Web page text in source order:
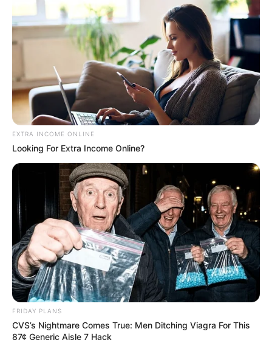
EXTRA INCOME ONLINE
Looking For Extra Income Online?
FRIDAY PLANS
CVS’s Nightmare Comes True: Men Ditching Viagra For This
87¢ Generic Aisle 7 Hack